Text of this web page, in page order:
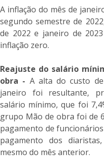
A inflação do mês de
segundo semestre de
de 2022 e janeiro de
inflação zero.
Reajuste do salário
obra - A alta do custo
janeiro foi resultante,
salário mínimo, que foi
grupo Mão de obra foi de
pagamento de
pagamento dos
mesmo do mês anterior.